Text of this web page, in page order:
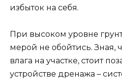
избыток на себя.
При высоком уровне
мерой не обойтись. Зная,
влага на участке, стоит
устройстве дренажа –